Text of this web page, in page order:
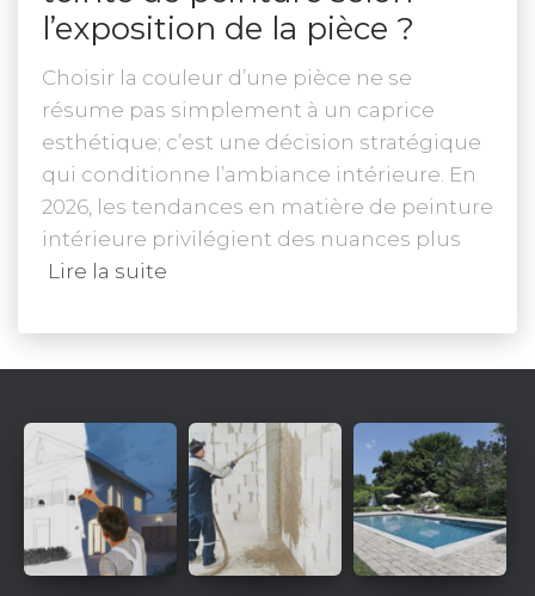
l’exposition de la pièce ?
Choisir la couleur d’une pièce ne se
résume pas simplement à un caprice
esthétique; c’est une décision stratégique
qui conditionne l’ambiance intérieure. En
2026, les tendances en matière de peinture
intérieure privilégient des nuances plus
Lire la suite